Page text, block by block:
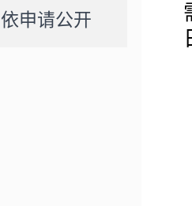
依申请公开